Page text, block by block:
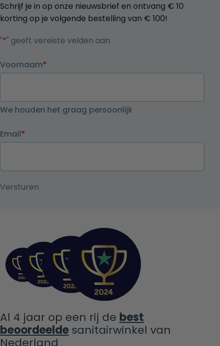
Schrijf je in op onze nieuwsbrief en ontvang € 10
korting op je volgende bestelling van € 100!
"*" geeft vereiste velden aan
Voornaam*
We houden het graag persoonlijk
Email*
Al 4 jaar op een rij de best
beoordeelde sanitairwinkel van
Nederland